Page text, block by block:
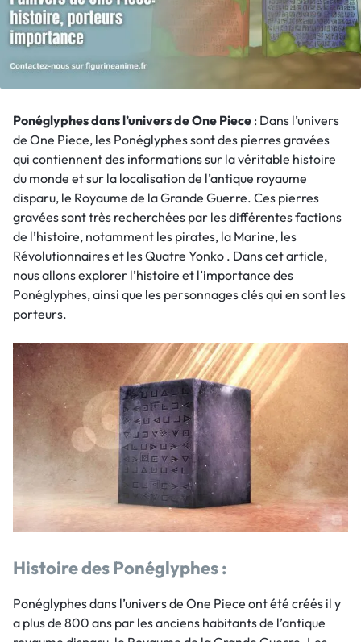
Ponéglyphes dans l’univers de One Piece : Dans l’univers
de One Piece, les Ponéglyphes sont des pierres gravées
qui contiennent des informations sur la véritable histoire
du monde et sur la localisation de l’antique royaume
disparu, le Royaume de la Grande Guerre. Ces pierres
gravées sont très recherchées par les différentes factions
de l’histoire, notamment les pirates, la Marine, les
Révolutionnaires et les Quatre Yonko . Dans cet article,
nous allons explorer l’histoire et l’importance des
Ponéglyphes, ainsi que les personnages clés qui en sont les
porteurs.
Histoire des Ponéglyphes :
Ponéglyphes dans l’univers de One Piece ont été créés il y
a plus de 800 ans par les anciens habitants de l’antique